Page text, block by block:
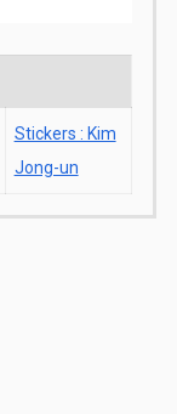
Stickers : Kim
Jong-un